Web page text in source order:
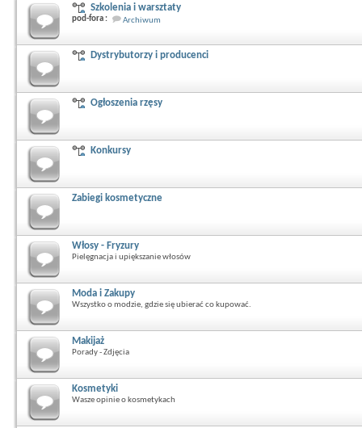
Szkolenia i warsztaty
pod-fora : Archiwum
Dystrybutorzy i producenci
Ogłoszenia rzęsy
Konkursy
Zabiegi kosmetyczne
Włosy - Fryzury
Pielęgnacja i upiększanie włosów
Moda i Zakupy
Wszystko o modzie, gdzie się ubierać co kupować.
Makijaż
Porady - Zdjęcia
Kosmetyki
Wasze opinie o kosmetykach